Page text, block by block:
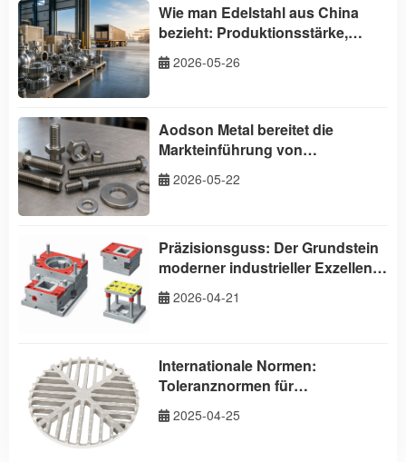
Wie man Edelstahl aus China
bezieht: Produktionsstärke,
weltweite Lieferung und ein
Leitfaden für Käufer
2026-05-26
Aodson Metal bereitet die
Markteinführung von
Nickelbasis-Superlegierungs-
Befestigungselementen im Juni
2026-05-22
Präzisionsguss: Der Grundstein
moderner industrieller Exzellenz
– Partner von Taizhou Aodson
Metal Technology
2026-04-21
Internationale Normen:
Toleranznormen für
Präzisionsguss
2025-04-25